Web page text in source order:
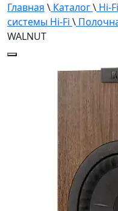
Главная \ Каталог\ Hi-
системы Hi-Fi \
WALNUT